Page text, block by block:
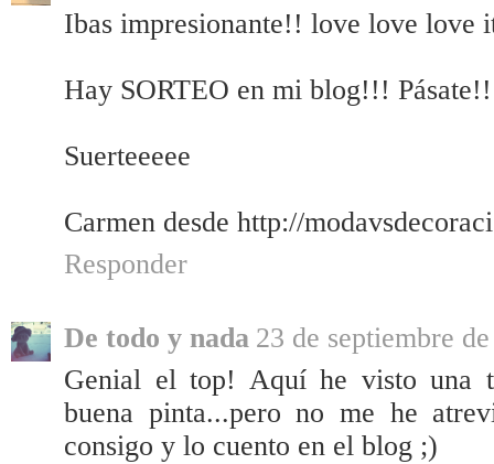
Ibas impresionante!! love love love
Hay SORTEO en mi blog!!!
Suerteeeee
Carmen desde http://
Responder
De todo y nada 23 de septiembre
Genial el top! Aquí he visto una
buena pinta...pero no me he
consigo y lo cuento en el blog ;)